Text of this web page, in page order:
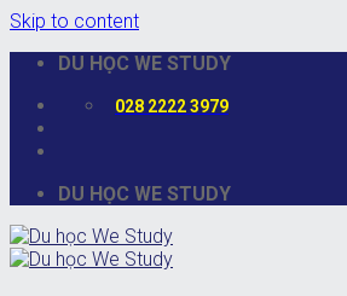
Skip to content
DU HỌC WE STUDY
028 2222 3979
DU HỌC WE STUDY